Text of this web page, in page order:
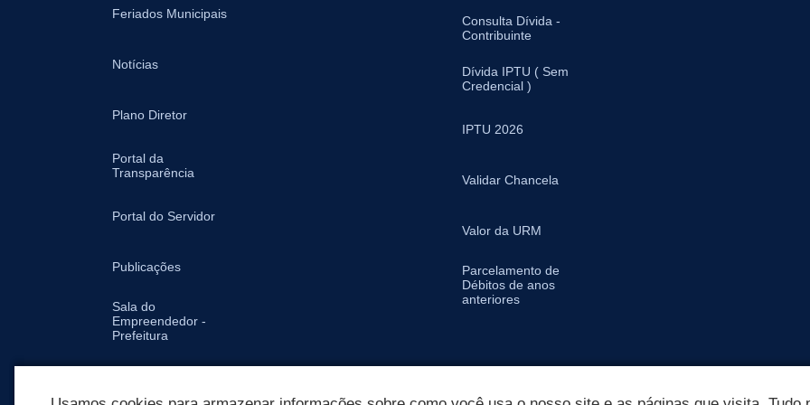
Feriados Municipais
Notícias
Plano Diretor
Portal da
Transparência
Portal do Servidor
Publicações
Sala do
Empreendedor -
Prefeitura
Consulta Dívida -
Contribuinte
Dívida IPTU ( Sem
Credencial )
IPTU 2026
Validar Chancela
Valor da URM
Parcelamento de
Débitos de anos
anteriores